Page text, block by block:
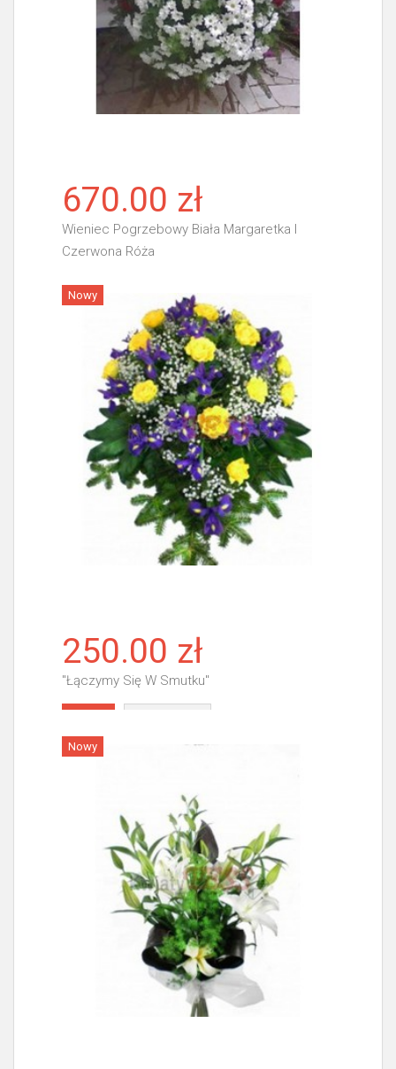
670.00 zł
Wieniec Pogrzebowy Biała Margaretka I
Czerwona Róża
Więcej
Nowy
250.00 zł
"Łączymy Się W Smutku"
Nowy